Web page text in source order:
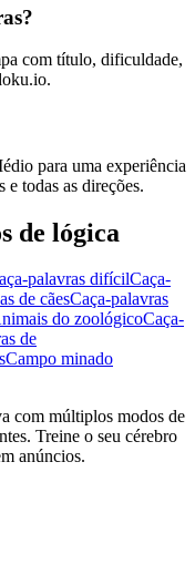
com título, dificuldade,
para uma experiência
todas as direções.
de lógica
palavras difícilCaça-
de cãesCaça-palavras
do zoológicoCaça-
de
Campo minado
com múltiplos modos de
Treine o seu cérebro
anúncios.